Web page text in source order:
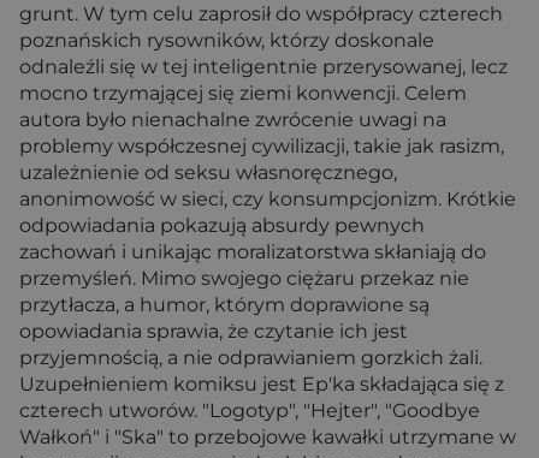
grunt. W tym celu zaprosił do współpracy czterech
poznańskich rysowników, którzy doskonale
odnaleźli się w tej inteligentnie przerysowanej, lecz
mocno trzymającej się ziemi konwencji. Celem
autora było nienachalne zwrócenie uwagi na
problemy współczesnej cywilizacji, takie jak rasizm,
uzależnienie od seksu własnoręcznego,
anonimowość w sieci, czy konsumpcjonizm. Krótkie
odpowiadania pokazują absurdy pewnych
zachowań i unikając moralizatorstwa skłaniają do
przemyśleń. Mimo swojego ciężaru przekaz nie
przytłacza, a humor, którym doprawione są
opowiadania sprawia, że czytanie ich jest
przyjemnością, a nie odprawianiem gorzkich żali.
Uzupełnieniem komiksu jest Ep'ka składająca się z
czterech utworów. "Logotyp", "Hejter", "Goodbye
Wałkoń" i "Ska" to przebojowe kawałki utrzymane w